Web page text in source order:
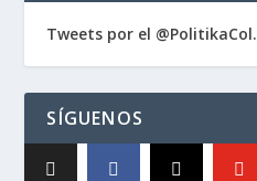
Tweets por el @PolitikaCol.
SÍGUENOS